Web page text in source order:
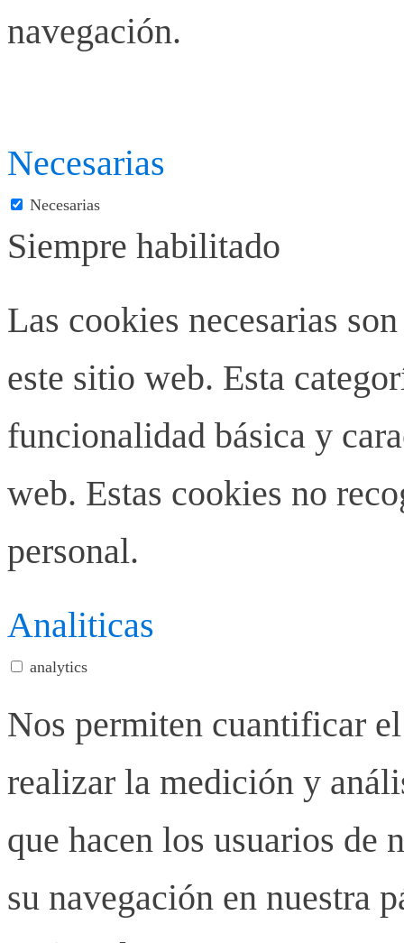
navegación.
Necesarias
Necesarias
Siempre habilitado
Las cookies necesarias
este sitio web. Esta
funcionalidad básica y
web. Estas cookies no
personal.
Analiticas
analytics
Nos permiten cuantificar
realizar la medición y
que hacen los usuarios de
su navegación en nuestra